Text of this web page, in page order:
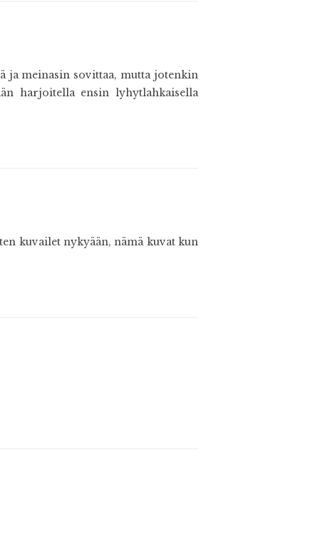
ja meinasin sovittaa, mutta jotenkin
harjoitella ensin lyhytlahkaisella
kuvailet nykyään, nämä kuvat kun